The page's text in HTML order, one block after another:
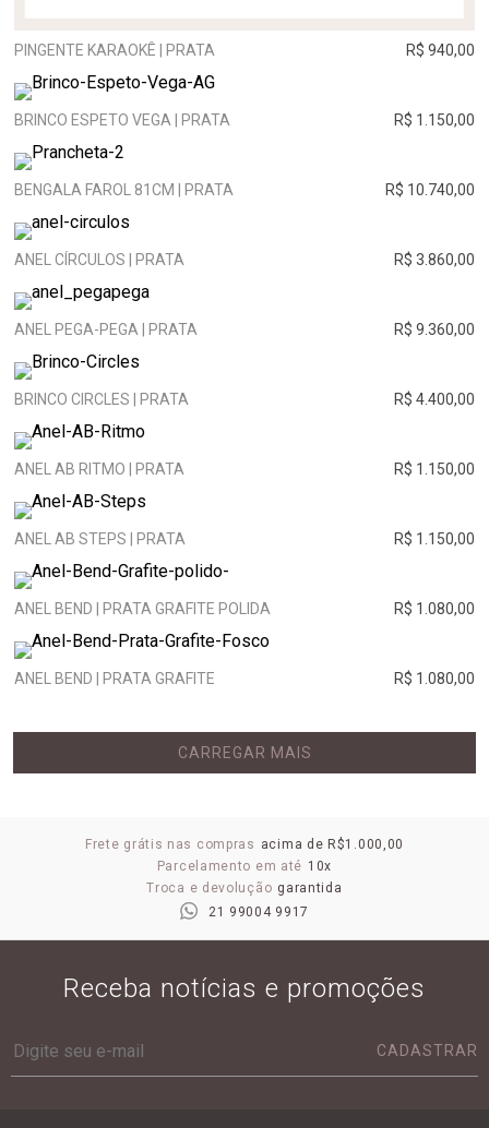
PINGENTE KARAOKÊ | PRATA R$ 940,00
BRINCO ESPETO VEGA | PRATA R$ 1.150,00
BENGALA FAROL 81CM | PRATA R$ 10.740,00
ANEL CÍRCULOS | PRATA R$ 3.860,00
ANEL PEGA-PEGA | PRATA R$ 9.360,00
BRINCO CIRCLES | PRATA R$ 4.400,00
ANEL AB RITMO | PRATA R$ 1.150,00
ANEL AB STEPS | PRATA R$ 1.150,00
ANEL BEND | PRATA GRAFITE POLIDA R$ 1.080,00
ANEL BEND | PRATA GRAFITE R$ 1.080,00
CARREGAR MAIS
Frete grátis nas compras acima de R$1.000,00
Parcelamento em até 10x
Troca e devolução garantida
21 99004 9917
Receba notícias e promoções
CADASTRAR